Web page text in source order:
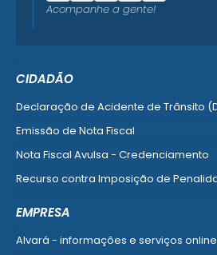
CIDADÃO
Declaração de Acidente de Trânsito
Emissão de Nota Fiscal
Nota Fiscal Avulsa - Credenciamento
Recurso contra Imposição de
EMPRESA
Alvará - informações e serviços online
Acompanhe a gente!